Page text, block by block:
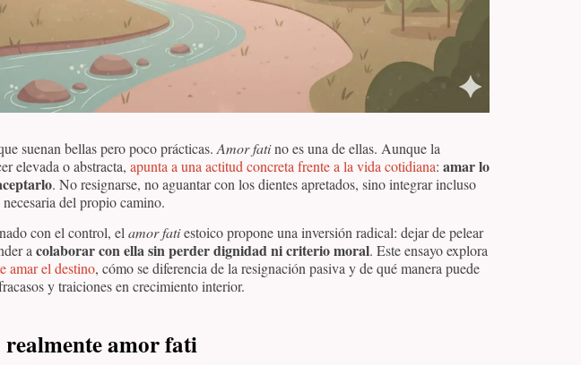
suenan bellas pero poco prácticas. Amor fatino es una de ellas. Aunque la
elevada o abstracta, apunta a una actitud concreta frente a la vida cotidiana: amar lo
. No resignarse, no aguantar con los dientes apretados, sino integrar incluso
del propio camino.
con el control, elamor fatiestoico propone una inversión radical: dejar de pelear
acolaborar con ella sin perder dignidad ni criterio moral. Este ensayo explora
amar el destino, cómo se diferencia de la resignación pasiva y de qué manera puede
y traiciones en crecimiento interior.
amor fati